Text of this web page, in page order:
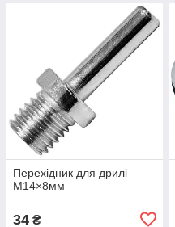
Перехідник для дрилі
M14×8мм
34 ₴